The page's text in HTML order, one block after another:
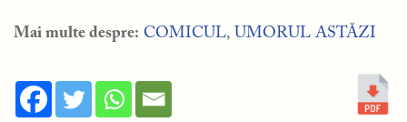
Mai multe despre: COMICUL, UMORUL ASTĂZI